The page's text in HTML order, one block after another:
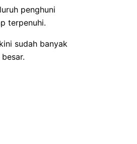
penghuni
terpenuhi.
sudah banyak